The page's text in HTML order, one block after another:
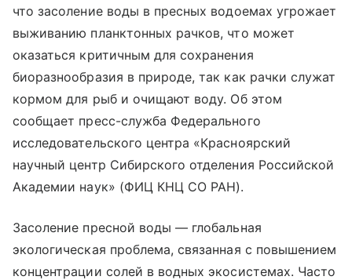
что засоление воды в пресных водоемах угрожает
выживанию планктонных рачков, что может
оказаться критичным для сохранения
биоразнообразия в природе, так как рачки служат
кормом для рыб и очищают воду. Об этом
сообщает пресс-служба Федерального
исследовательского центра «Красноярский
научный центр Сибирского отделения Российской
Академии наук» (ФИЦ КНЦ СО РАН).
Засоление пресной воды — глобальная
экологическая проблема, связанная с повышением
концентрации солей в водных экосистемах. Часто